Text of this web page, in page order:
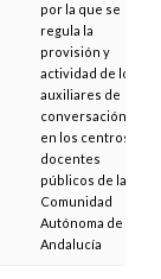
por la que se
regula la
provisión y
actividad de los
auxiliares de
conversación
en los centros
docentes
públicos de la
Comunidad
Autónoma de
Andalucía